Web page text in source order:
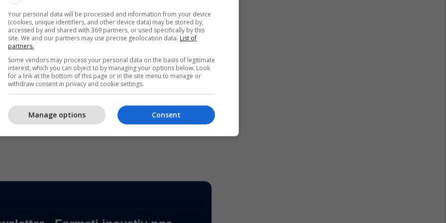
diktatori rus.
lideri rus njoftoi sulme edhe më të fuqishme ndaj
për t’i “larguar ata nga sulmet ndaj
dhe kërkoi përmirësimin urgjent të sistemit rus të
poshtë sërish mundësinë e zhvillimit të
të paqes me presidentin ukrainas,
Your personal data will be processed and information from your device
(cookies, unique identifiers, and other device data) may be stored by,
accessed by and shared with 369 partners, or used specifically by this
site. We and our partners may use precise geolocation data. List of
partners.
Some vendors may process your personal data on the basis of legitimate
interest, which you can object to by managing your options below. Look
for a link at the bottom of this page or in the site menu to manage or
withdraw consent in privacy and cookie settings.
Consent
Manage options